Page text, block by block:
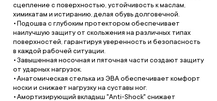
сцепление с поверхностью, устойчивость к маслам,
химикатам и истиранию, делая обувь долговечной.
Подошва с глубоким протектором обеспечивает
наилучшую защиту от скольжения на различных типах
поверхностей, гарантируя уверенность и безопасность
в каждой рабочей ситуации.
Завышенная носочная и пяточная части создают защиту
от ударных нагрузок.
Анатомическая стелька из ЭВА обеспечивает комфорт
носки и снижает нагрузку на суставы ног.
Амортизирующий вкладыш "Anti-Shock" снижает